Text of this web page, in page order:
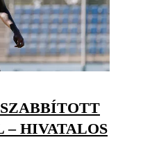
HIVATALOS